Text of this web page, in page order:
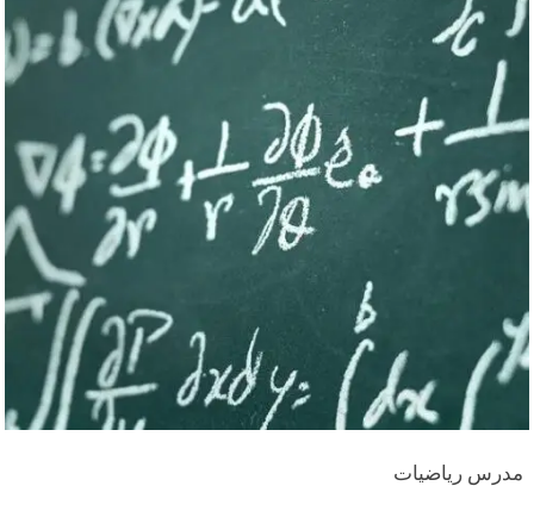
مدرس رياضيات